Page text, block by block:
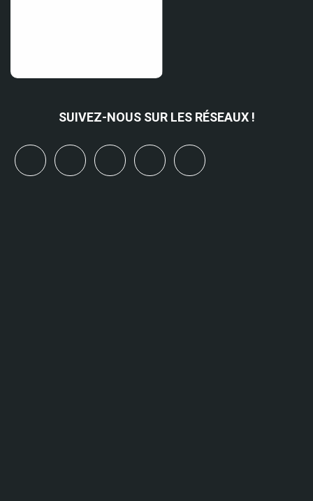
SUIVEZ-NOUS SUR LES RÉSEAUX !
linkedinyoutubebluesky mastodon